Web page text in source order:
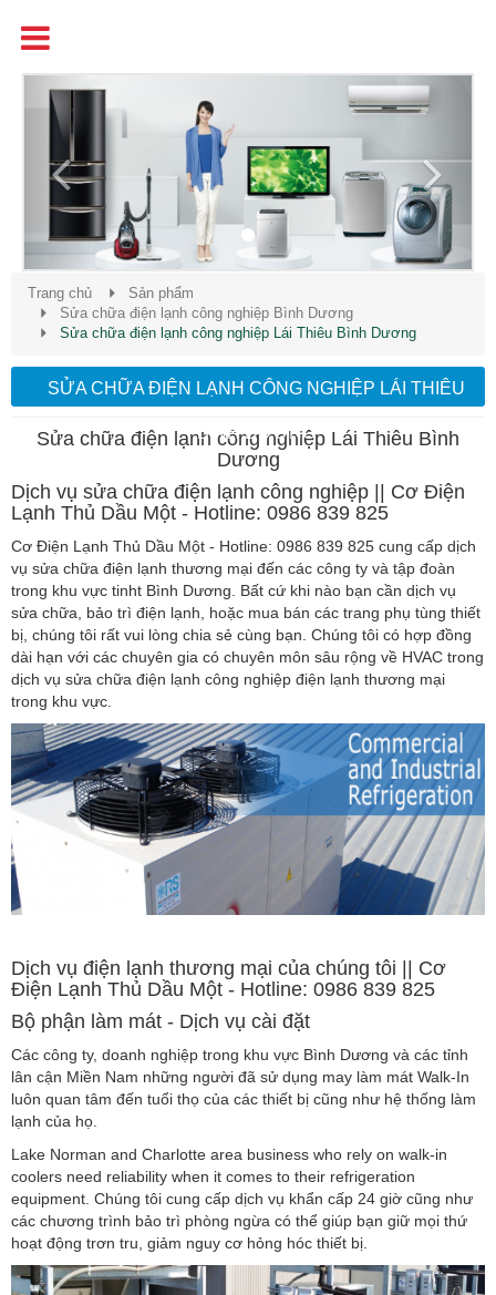
Previous
Trang chủ
Sản phẩm
Sửa chữa điện lạnh công nghiệp Bình Dương
Sửa chữa điện lạnh công nghiệp Lái Thiêu Bình Dương
SỬA CHỮA ĐIỆN LẠNH CÔNG NGHIỆP LÁI THIÊU
BÌNH DƯƠNG
Sửa chữa điện lạnh công nghiệp Lái Thiêu Bình
Dương
Dịch vụ sửa chữa điện lạnh công nghiệp || Cơ Điện
Lạnh Thủ Dầu Một - Hotline: 0986 839 825
Cơ Điện Lạnh Thủ Dầu Một - Hotline: 0986 839 825 cung cấp dịch
vụ sửa chữa điện lạnh thương mại đến các công ty và tập đoàn
trong khu vực tinht Bình Dương. Bất cứ khi nào bạn cần dịch vụ
sửa chữa, bảo trì điện lạnh, hoặc mua bán các trang phụ tùng thiết
bị, chúng tôi rất vui lòng chia sẻ cùng bạn. Chúng tôi có hợp đồng
dài hạn với các chuyên gia có chuyên môn sâu rộng về HVAC trong
dịch vụ sửa chữa điện lạnh công nghiệp điện lạnh thương mại
trong khu vực.
Dịch vụ điện lạnh thương mại của chúng tôi || Cơ
Điện Lạnh Thủ Dầu Một - Hotline: 0986 839 825
Bộ phận làm mát - Dịch vụ cài đặt
Các công ty, doanh nghiệp trong khu vực Bình Dương và các tỉnh
lân cận Miền Nam những người đã sử dụng may làm mát Walk-In
luôn quan tâm đến tuổi thọ của các thiết bị cũng như hệ thống làm
lạnh của họ.
Lake Norman and Charlotte area business who rely on walk-in
coolers need reliability when it comes to their refrigeration
equipment. Chúng tôi cung cấp dịch vụ khẩn cấp 24 giờ cũng như
các chương trình bảo trì phòng ngừa có thể giúp bạn giữ mọi thứ
hoạt động trơn tru, giảm nguy cơ hỏng hóc thiết bị.